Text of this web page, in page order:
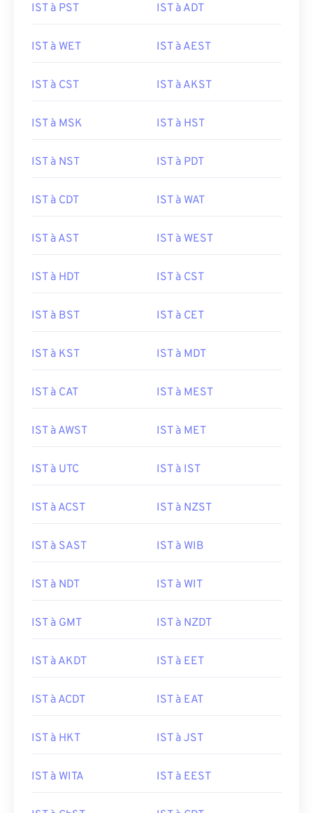
IST à PST IST à ADT
IST à WET IST à AEST
IST à CST IST à AKST
IST à MSK IST à HST
IST à NST IST à PDT
IST à CDT IST à WAT
IST à AST IST à WEST
IST à HDT IST à CST
IST à BST IST à CET
IST à KST IST à MDT
IST à CAT IST à MEST
IST à AWST IST à MET
IST à UTC IST à IST
IST à ACST IST à NZST
IST à SAST IST à WIB
IST à NDT IST à WIT
IST à GMT IST à NZDT
IST à AKDT IST à EET
IST à ACDT IST à EAT
IST à HKT IST à JST
IST à WITA IST à EEST